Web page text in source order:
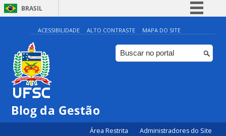
BRASIL
Simplifique!
Comunica BR
Participe
ACESSIBILIDADE ALTO CONTRASTE MAPA DO SITE
Blog da Gestão
Área Restrita Administradores do Site